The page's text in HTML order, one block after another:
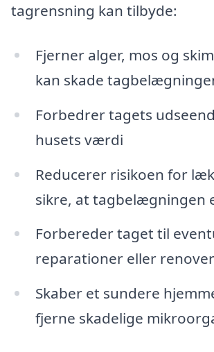
tagrensning kan tilbyde:
Fjerner alger, mos og
kan skade
Forbedrer tagets
husets værdi
Reducerer risikoen for
sikre, at tagbelægningen
Forbereder taget til
reparationer eller
Skaber et sundere
fjerne skadelige